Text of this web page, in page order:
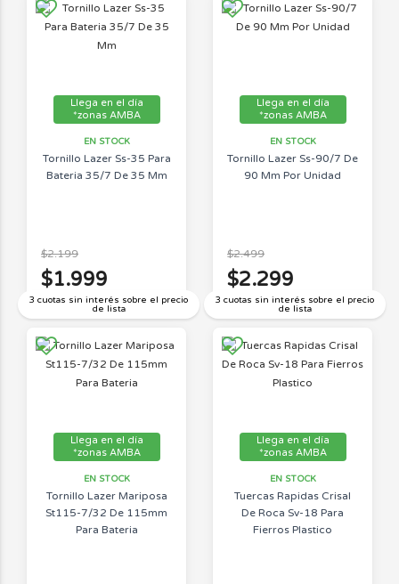
Llega en el día
*zonas AMBA
EN STOCK
Tornillo Lazer Ss-35 Para
Bateria 35/7 De 35 Mm
3 cuotas sin interés sobre el precio
de lista
$2.199
$1.999
Llega en el día
*zonas AMBA
EN STOCK
Tornillo Lazer Ss-90/7 De
90 Mm Por Unidad
3 cuotas sin interés sobre el precio
de lista
$2.499
$2.299
Llega en el día
*zonas AMBA
EN STOCK
Tornillo Lazer Mariposa
St115-7/32 De 115mm
Para Bateria
Llega en el día
*zonas AMBA
EN STOCK
Tuercas Rapidas Crisal
De Roca Sv-18 Para
Fierros Plastico